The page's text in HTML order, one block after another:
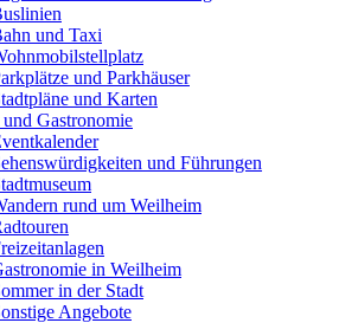
und Taxi
und Parkhäuser
und Karten
Gastronomie
und Führungen
rund um Weilheim
in Weilheim
in der Stadt
Angebote